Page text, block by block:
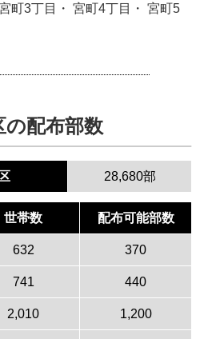
町3丁目・ 宮町4丁目・ 宮町5
の配布部数
28,680部
世帯数 配布可能部数
632 370
741 440
2,010 1,200